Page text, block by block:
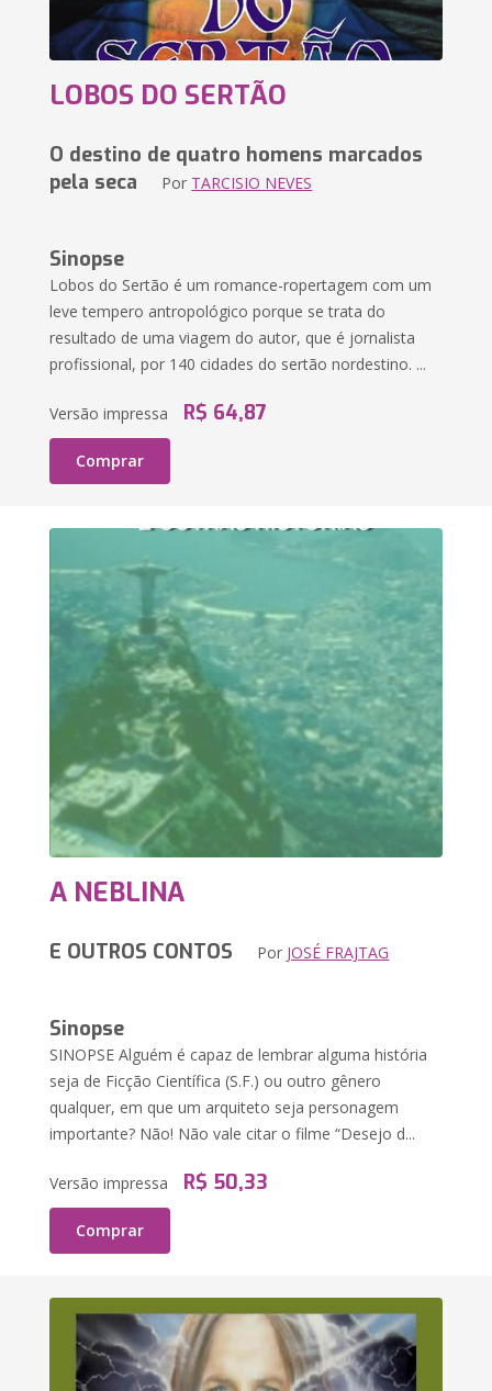
LOBOS DO SERTÃO
O destino de quatro homens marcados
pela seca Por TARCISIO NEVES
Sinopse
Lobos do Sertão é um romance-ropertagem com um
leve tempero antropológico porque se trata do
resultado de uma viagem do autor, que é jornalista
profissional, por 140 cidades do sertão nordestino. ...
Versão impressa R$ 64,87
Comprar
A NEBLINA
E OUTROS CONTOS Por JOSÉ FRAJTAG
Sinopse
SINOPSE Alguém é capaz de lembrar alguma história
seja de Ficção Científica (S.F.) ou outro gênero
qualquer, em que um arquiteto seja personagem
importante? Não! Não vale citar o filme “Desejo d...
Versão impressa R$ 50,33
Comprar